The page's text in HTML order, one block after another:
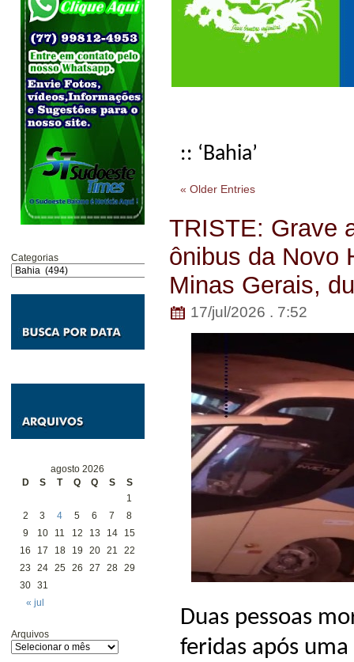
Categorias
agosto 2026
D
S T Q Q S S
« jul
1
2
3 4 5 6 7
8
9
10 11 12 13 14
15
16
17 18 19 20 21
22
23
24 25 26 27 28 29
30 31
Arquivos
:: ‘Bahia’
« Older Entries
TRISTE: Grave
ônibus da Novo
Minas Gerais,
17/jul/2026 . 7:52
Duas pessoas
feridas após